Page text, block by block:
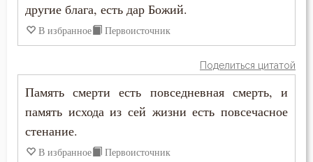
Лень
Лицемерие
Ложь
Лукавство
другие блага, есть дар Божий.
В избранное Первоисточник
Поделиться цитатой
Память смерти есть повседневная смерть, и
память исхода из сей жизни есть повсечасное
стенание.
В избранное Первоисточник